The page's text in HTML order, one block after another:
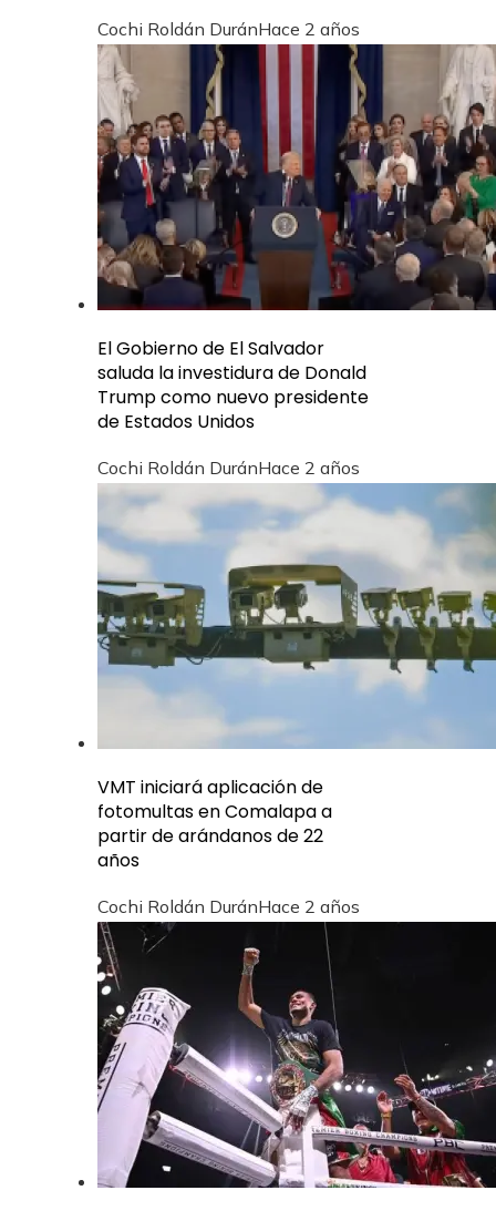
Cochi Roldán DuránHace 2 años
El Gobierno de El Salvador
saluda la investidura de Donald
Trump como nuevo presidente
de Estados Unidos
Cochi Roldán DuránHace 2 años
VMT iniciará aplicación de
fotomultas en Comalapa a
partir de arándanos de 22
años
Cochi Roldán DuránHace 2 años